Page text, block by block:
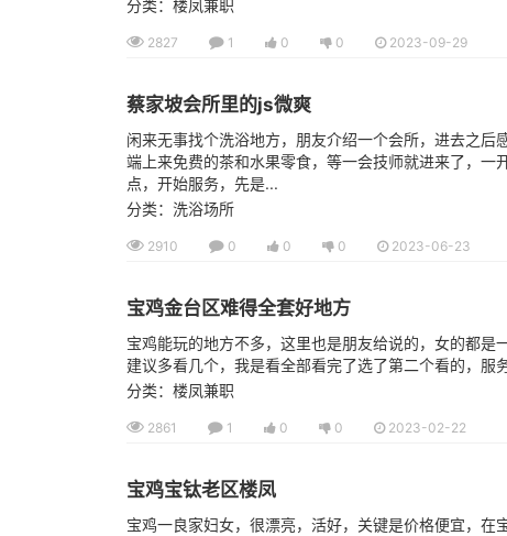
分类：楼凤兼职
2827 1 0 0 2023-09-29
蔡家坡会所里的js微爽
闲来无事找个洗浴地方，朋友介绍一个会所，进去之后
端上来免费的茶和水果零食，等一会技师就进来了，一
点，开始服务，先是...
分类：洗浴场所
2910 0 0 0 2023-06-23
宝鸡金台区难得全套好地方
宝鸡能玩的地方不多，这里也是朋友给说的，女的都是
建议多看几个，我是看全部看完了选了第二个看的，服
分类：楼凤兼职
2861 1 0 0 2023-02-22
宝鸡宝钛老区楼凤
宝鸡一良家妇女，很漂亮，活好，关键是价格便宜，在